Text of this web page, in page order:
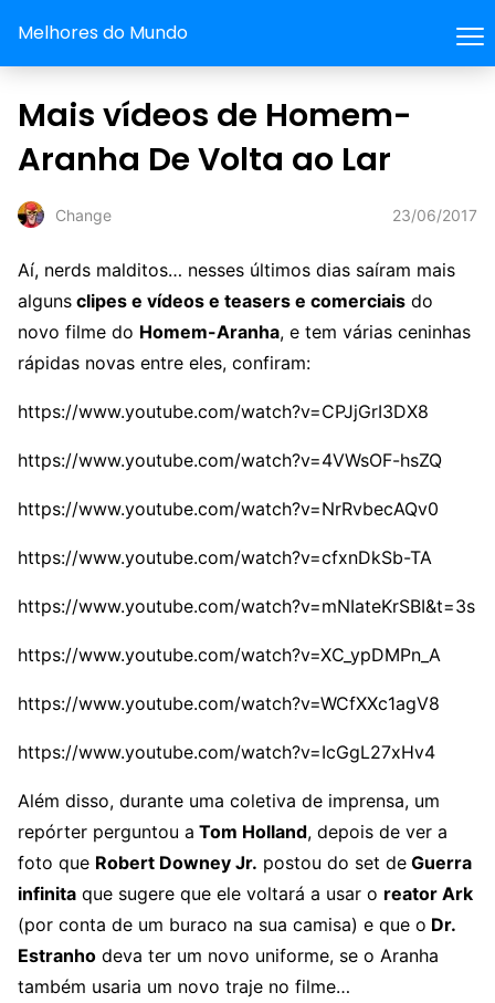
Melhores do Mundo
Mais vídeos de Homem-
Aranha De Volta ao Lar
Change 23/06/2017
Aí, nerds malditos… nesses últimos dias saíram mais
alguns clipes e vídeos e teasers e comerciais do
novo filme do Homem-Aranha, e tem várias ceninhas
rápidas novas entre eles, confiram:
https://www.youtube.com/watch?v=CPJjGrI3DX8
https://www.youtube.com/watch?v=4VWsOF-hsZQ
https://www.youtube.com/watch?v=NrRvbecAQv0
https://www.youtube.com/watch?v=cfxnDkSb-TA
https://www.youtube.com/watch?v=mNIateKrSBI&t=3s
https://www.youtube.com/watch?v=XC_ypDMPn_A
https://www.youtube.com/watch?v=WCfXXc1agV8
https://www.youtube.com/watch?v=IcGgL27xHv4
Além disso, durante uma coletiva de imprensa, um
repórter perguntou a Tom Holland, depois de ver a
foto que Robert Downey Jr. postou do set de Guerra
infinita que sugere que ele voltará a usar o reator Ark
(por conta de um buraco na sua camisa) e que o Dr.
Estranho deva ter um novo uniforme, se o Aranha
também usaria um novo traje no filme…